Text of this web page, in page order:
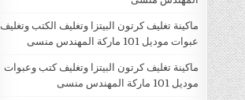
ماكينة تغليف كرتون البيتزا وتغليف الكتب وتغليف
عبوات موديل 101 ماركة المهندس منسى
ماكينة تغليف كرتون البيتزا وتغليف كتب وعبوات
موديل 101 ماركة المهندس منسى